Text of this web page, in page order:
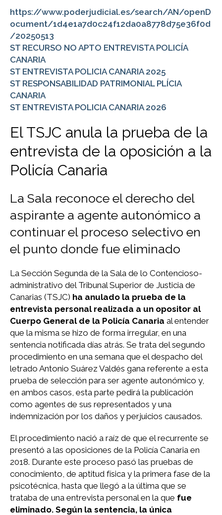
https://www.poderjudicial.es/search/AN/openD
ocument/1d4e1a7d0c24f12da0a8778d75e36f0d
/20250513
ST RECURSO NO APTO ENTREVISTA POLICÍA
CANARIA
ST ENTREVISTA POLICIA CANARIA 2025
ST RESPONSABILIDAD PATRIMONIAL PLÍCIA
CANARIA
ST ENTREVISTA POLICIA CANARIA 2026
El TSJC anula la prueba de la
entrevista de la oposición a la
Policía Canaria
La Sala reconoce el derecho del
aspirante a agente autonómico a
continuar el proceso selectivo en
el punto donde fue eliminado
La Sección Segunda de la Sala de lo Contencioso-
administrativo del Tribunal Superior de Justicia de
Canarias (TSJC) ha anulado la prueba de la
entrevista personal realizada a un opositor al
Cuerpo General de la Policía Canaria al entender
que la misma se hizo de forma irregular, en una
sentencia notificada días atrás. Se trata del segundo
procedimiento en una semana que el despacho del
letrado Antonio Suárez Valdés gana referente a esta
prueba de selección para ser agente autonómico y,
en ambos casos, esta parte pedirá la publicación
como agentes de sus representados y una
indemnización por los daños y perjuicios causados.
El procedimiento nació a raíz de que el recurrente se
presentó a las oposiciones de la Policía Canaria en
2018. Durante este proceso pasó las pruebas de
conocimiento, de aptitud física y la primera fase de la
psicotécnica, hasta que llegó a la última que se
trataba de una entrevista personal en la que fue
eliminado. Según la sentencia, la única